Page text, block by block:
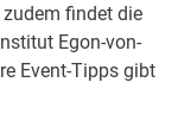
findet die
Egon-von-
Event-Tipps gibt